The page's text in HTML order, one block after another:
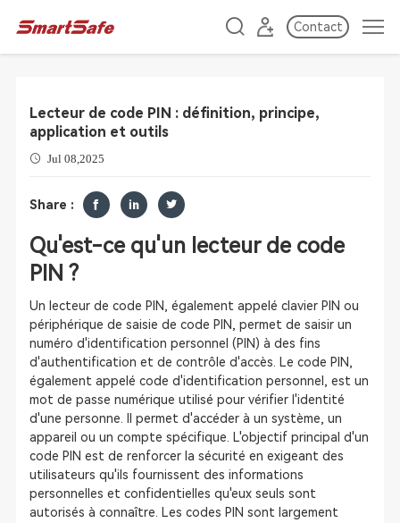
Contact
Lecteur de code PIN : définition, principe,
application et outils
Jul 08,2025
Share :
Qu'est-ce qu'un lecteur de code
PIN ?
Un lecteur de code PIN, également appelé clavier PIN ou
périphérique de saisie de code PIN, permet de saisir un
numéro d'identification personnel (PIN) à des fins
d'authentification et de contrôle d'accès. Le code PIN,
également appelé code d'identification personnel, est un
mot de passe numérique utilisé pour vérifier l'identité
d'une personne. Il permet d'accéder à un système, un
appareil ou un compte spécifique. L'objectif principal d'un
code PIN est de renforcer la sécurité en exigeant des
utilisateurs qu'ils fournissent des informations
personnelles et confidentielles qu'eux seuls sont
autorisés à connaître. Les codes PIN sont largement